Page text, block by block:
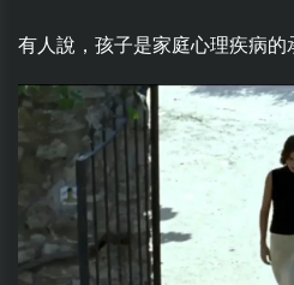
有人說，孩子是家庭心理疾病的